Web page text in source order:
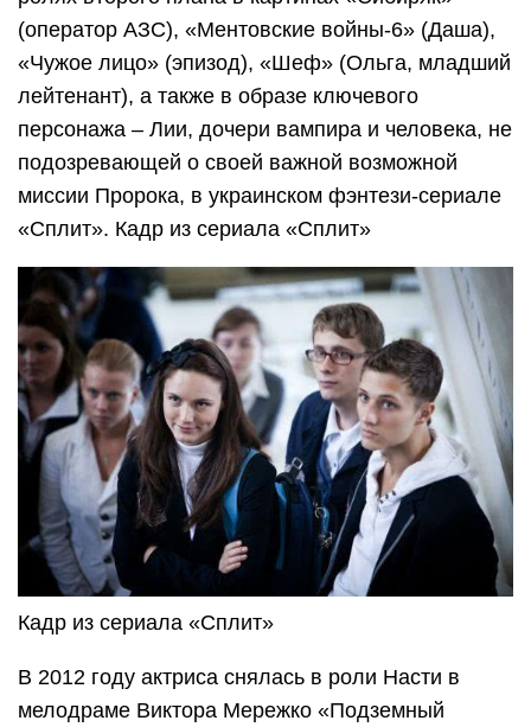
(оператор АЗС), «Ментовские войны-6» (Даша),
«Чужое лицо» (эпизод), «Шеф» (Ольга, младший
лейтенант), а также в образе ключевого
персонажа – Лии, дочери вампира и человека, не
подозревающей о своей важной возможной
миссии Пророка, в украинском фэнтези-сериале
«Сплит». Кадр из сериала «Сплит»
Кадр из сериала «Сплит»
В 2012 году актриса снялась в роли Насти в
мелодраме Виктора Мережко «Подземный